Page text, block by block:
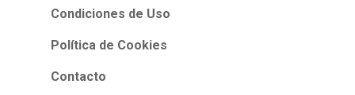
Condiciones de Uso
Política de Cookies
Contacto